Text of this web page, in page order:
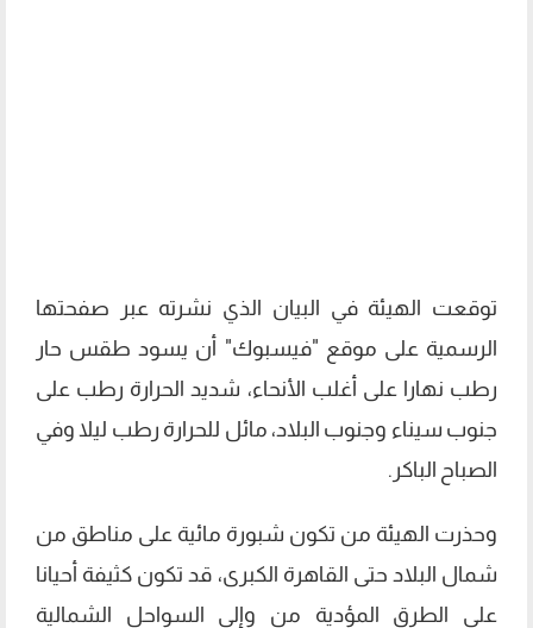
توقعت الهيئة في البيان الذي نشرته عبر صفحتها
الرسمية على موقع "فيسبوك" أن يسود طقس حار
رطب نهارا على أغلب الأنحاء، شديد الحرارة رطب على
جنوب سيناء وجنوب البلاد، مائل للحرارة رطب ليلا وفي
الصباح الباكر.
وحذرت الهيئة من تكون شبورة مائية على مناطق من
شمال البلاد حتى القاهرة الكبرى، قد تكون كثيفة أحيانا
على الطرق المؤدية من وإلى السواحل الشمالية